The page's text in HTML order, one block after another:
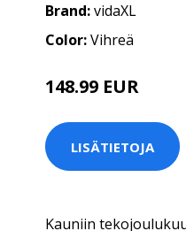
Brand:vidaXL
Color:Vihreä
148.99 EUR
LISÄTIETOJA
Kauniin